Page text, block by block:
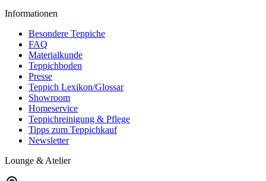
Informationen
Besondere Teppiche
FAQ
Materialkunde
Teppichboden
Presse
Teppich Lexikon/Glossar
Showroom
Homeservice
Teppichreinigung & Pflege
Tipps zum Teppichkauf
Newsletter
Lounge & Atelier